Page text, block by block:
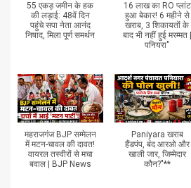
55 एकड़ जमीन के हक
की लड़ाई: 48वें दिन
पहुंचे सपा नेता आनंद
निषाद, मिला पूर्ण समर्थन
16 लाख का RO प्लांट
हुआ बेकार! 6 महीने से
खराब, 3 शिकायतों के
बाद भी नहीं हुई मरम्मत |
पनियरा"
महराजगंज BJP सम्मेलन
में मटन-चावल की दावत!
वायरल तस्वीरों से मचा
बवाल | BJP News
Paniyara खराब
हैंडपंप, बंद आरओ और
खाली जार, जिम्मेदार
कौन?"**